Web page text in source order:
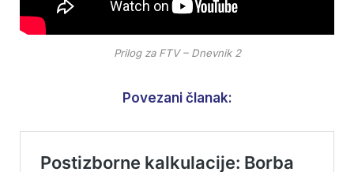
Prilog za FTV – Dnevnik 2
Povezani članak: